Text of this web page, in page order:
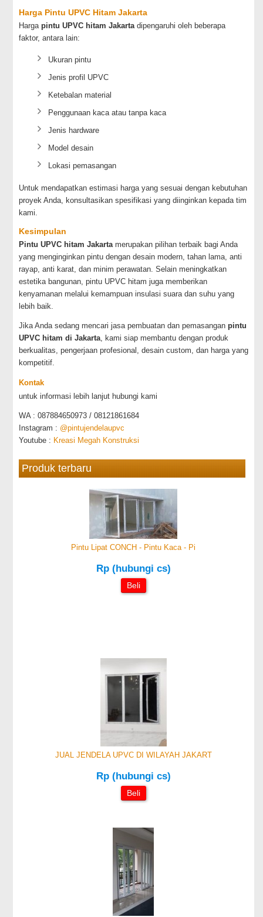
Harga Pintu UPVC Hitam Jakarta
Hargapintu UPVC hitam Jakartadipengaruhi oleh beberapa
faktor, antara lain:
Ukuran pintu
Jenis profil UPVC
Ketebalan material
Penggunaan kaca atau tanpa kaca
Jenis hardware
Model desain
Lokasi pemasangan
Untuk mendapatkan estimasi harga yang sesuai dengan kebutuhan
proyek Anda, konsultasikan spesifikasi yang diinginkan kepada tim
kami.
Kesimpulan
Pintu UPVC hitam Jakartamerupakan pilihan terbaik bagi Anda
yang menginginkan pintu dengan desain modern, tahan lama, anti
rayap, anti karat, dan minim perawatan. Selain meningkatkan
estetika bangunan, pintu UPVC hitam juga memberikan
kenyamanan melalui kemampuan insulasi suara dan suhu yang
lebih baik.
Jika Anda sedang mencari jasa pembuatan dan pemasanganpintu
UPVC hitam di Jakarta, kami siap membantu dengan produk
berkualitas, pengerjaan profesional, desain custom, dan harga yang
kompetitif.
Kontak
untuk informasi lebih lanjut hubungi kami
WA : 087884650973 / 08121861684
Instagram : @pintujendelaupvc
Youtube : Kreasi Megah Konstruksi
Produk terbaru
Pintu Lipat CONCH - Pintu Kaca - Pi
Rp (hubungi cs)
Beli
JUAL JENDELA UPVC DI WILAYAH JAKART
Rp (hubungi cs)
Beli